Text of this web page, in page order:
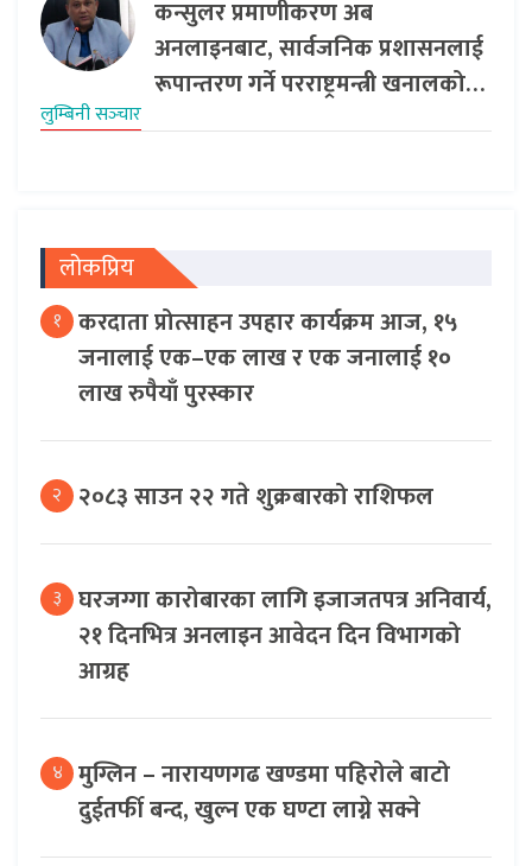
कन्सुलर प्रमाणीकरण अब
अनलाइनबाट, सार्वजनिक प्रशासनलाई
रूपान्तरण गर्ने परराष्ट्रमन्त्री खनालको…
लुम्बिनी सञ्‍चार
लोकप्रिय
१ करदाता प्रोत्साहन उपहार कार्यक्रम आज, १५
जनालाई एक–एक लाख र एक जनालाई १०
लाख रुपैयाँ पुरस्कार
२ २०८३ साउन २२ गते शुक्रबारको राशिफल
३ घरजग्गा कारोबारका लागि इजाजतपत्र अनिवार्य,
२१ दिनभित्र अनलाइन आवेदन दिन विभागको
आग्रह
४ मुग्लिन – नारायणगढ खण्डमा पहिरोले बाटो
दुईतर्फी बन्द, खुल्न एक घण्टा लाग्ने सक्ने